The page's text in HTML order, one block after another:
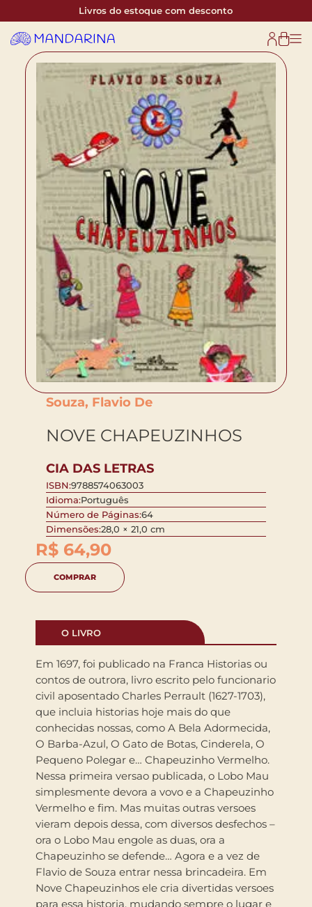
Livros do estoque com desconto
Souza, Flavio De
NOVE CHAPEUZINHOS
CIA DAS LETRAS
ISBN:9788574063003
Idioma:Português
Número de Páginas:64
Dimensões:28,0 × 21,0 cm
R$ 64,90
COMPRAR
O LIVRO
Em 1697, foi publicado na Franca Historias ou
contos de outrora, livro escrito pelo funcionario
civil aposentado Charles Perrault (1627-1703),
que incluia historias hoje mais do que
conhecidas nossas, como A Bela Adormecida,
O Barba-Azul, O Gato de Botas, Cinderela, O
Pequeno Polegar e… Chapeuzinho Vermelho.
Nessa primeira versao publicada, o Lobo Mau
simplesmente devora a vovo e a Chapeuzinho
Vermelho e fim. Mas muitas outras versoes
vieram depois dessa, com diversos desfechos –
ora o Lobo Mau engole as duas, ora a
Chapeuzinho se defende… Agora e a vez de
Flavio de Souza entrar nessa brincadeira. Em
Nove Chapeuzinhos ele cria divertidas versoes
para essa historia, mudando sempre o lugar e